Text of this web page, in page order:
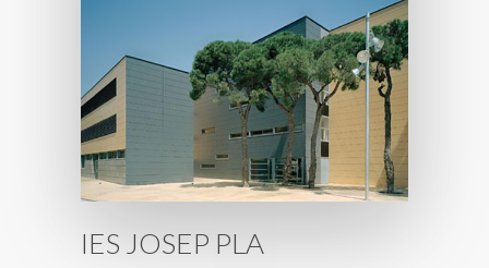
IES JOSEP PLA